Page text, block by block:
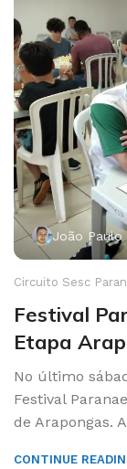
João Paulo
Circuito Sesc
Festival
Etapa
No último
Festival
de Arapongas.
CONTINUE